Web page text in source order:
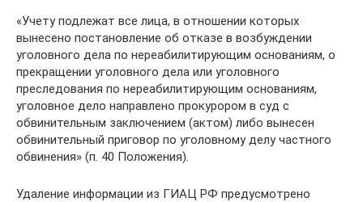
«Учету подлежат все лица, в отношении которых
вынесено постановление об отказе в возбуждении
уголовного дела по нереабилитирующим основаниям, о
прекращении уголовного дела или уголовного
преследования по нереабилитирующим основаниям,
уголовное дело направлено прокурором в суд с
обвинительным заключением (актом) либо вынесен
обвинительный приговор по уголовному делу частного
обвинения» (п. 40 Положения).
Удаление информации из ГИАЦ РФ предусмотрено